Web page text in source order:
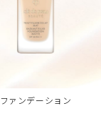
ファンデーション